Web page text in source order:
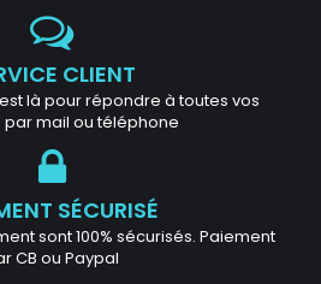
CLIENT
là pour répondre à toutes vos
par mail ou téléphone
SÉCURISÉ
sont 100% sécurisés. Paiement
CB ou Paypal